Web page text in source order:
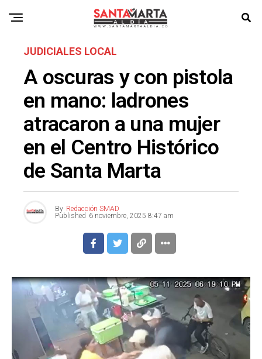
JUDICIALES LOCAL
A oscuras y con pistola
en mano: ladrones
atracaron a una mujer
en el Centro Histórico
de Santa Marta
By Redacción SMAD
Published 6 noviembre, 2025 8:47 am